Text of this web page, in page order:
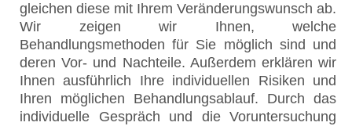
gleichen diese mit Ihrem Veränderungswunsch ab.
Wir zeigen wir Ihnen, welche
Behandlungsmethoden für Sie möglich sind und
deren Vor- und Nachteile. Außerdem erklären wir
Ihnen ausführlich Ihre individuellen Risiken und
Ihren möglichen Behandlungsablauf. Durch das
individuelle Gespräch und die Voruntersuchung